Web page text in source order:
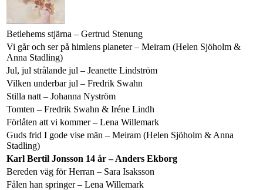
Betlehems stjärna – Gertrud Stenung
Vi går och ser på himlens planeter – Meiram (Helen Sjöholm &
Anna Stadling)
Jul, jul strålande jul – Jeanette Lindström
Vilken underbar jul – Fredrik Swahn
Stilla natt – Johanna Nyström
Tomten – Fredrik Swahn & Iréne Lindh
Förlåten att vi kommer – Lena Willemark
Guds frid I gode vise män – Meiram (Helen Sjöholm & Anna
Stadling)
Karl Bertil Jonsson 14 år – Anders Ekborg
Bereden väg för Herran – Sara Isaksson
Fålen han springer – Lena Willemark